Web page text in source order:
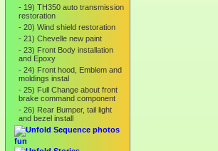
- 19) TH350 auto transmission
restoration
- 20) Wind shield restoration
- 21) Chevelle new paint
- 23) Front Body installation
and Epoxy
- 24) Front hood, Emblem and
moldings instal
- 25) Full Change about front
brake command component
- 26) Rear Bumper, tail light
and bezel install
Sequence photos
fun